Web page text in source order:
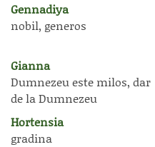
Gennadiya
nobil, generos
Gianna
Dumnezeu este milos, dar
de la Dumnezeu
Hortensia
gradina